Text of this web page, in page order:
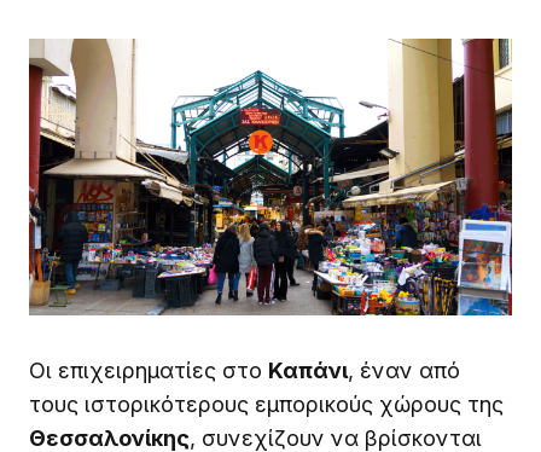
Οι επιχειρηματίες στο Καπάνι, έναν από
τους ιστορικότερους εμπορικούς χώρους της
Θεσσαλονίκης, συνεχίζουν να βρίσκονται